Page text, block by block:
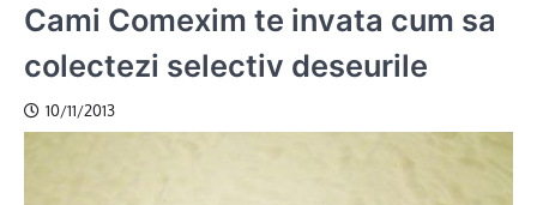
Cami Comexim te invata cum sa
colectezi selectiv deseurile
10/11/2013